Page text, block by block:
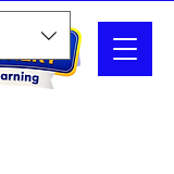
Search